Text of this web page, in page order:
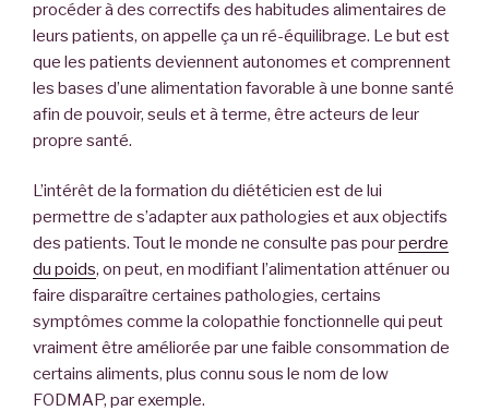
procéder à des correctifs des habitudes alimentaires de
leurs patients, on appelle ça un ré-équilibrage. Le but est
que les patients deviennent autonomes et comprennent
les bases d’une alimentation favorable à une bonne santé
afin de pouvoir, seuls et à terme, être acteurs de leur
propre santé.
L’intérêt de la formation du diététicien est de lui
permettre de s’adapter aux pathologies et aux objectifs
des patients. Tout le monde ne consulte pas pourperdre
du poids, on peut, en modifiant l’alimentation atténuer ou
faire disparaître certaines pathologies, certains
symptômes comme la colopathie fonctionnelle qui peut
vraiment être améliorée par une faible consommation de
certains aliments, plus connu sous le nom de low
FODMAP, par exemple.